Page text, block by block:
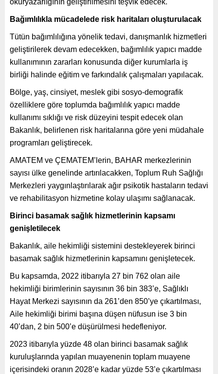
okuryazarlığının geliştirilmesini teşvik edecek.
Bağımlılıkla mücadelede risk haritaları oluşturulacak
Tütün bağımlılığına yönelik tedavi, danışmanlık hizmetleri
geliştirilerek devam edecekken, bağımlılık yapıcı madde
kullanımının zararları konusunda diğer kurumlarla iş
birliği halinde eğitim ve farkındalık çalışmaları yapılacak.
Bölge, yaş, cinsiyet, meslek gibi sosyo-demografik
özelliklere göre toplumda bağımlılık yapıcı madde
kullanımı sıklığı ve risk düzeyini tespit edecek olan
Bakanlık, belirlenen risk haritalarına göre yeni müdahale
programları geliştirecek.
AMATEM ve ÇEMATEM’lerin, BAHAR merkezlerinin
sayısı ülke genelinde artırılacakken, Toplum Ruh Sağlığı
Merkezleri yaygınlaştırılarak ağır psikotik hastaların tedavi
ve rehabilitasyon hizmetine kolay ulaşımı sağlanacak.
Birinci basamak sağlık hizmetlerinin kapsamı
genişletilecek
Bakanlık, aile hekimliği sistemini destekleyerek birinci
basamak sağlık hizmetlerinin kapsamını genişletecek.
Bu kapsamda, 2022 itibarıyla 27 bin 762 olan aile
hekimliği birimlerinin sayısının 36 bin 383’e, Sağlıklı
Hayat Merkezi sayısının da 261’den 850’ye çıkartılması,
Aile hekimliği birimi başına düşen nüfusun ise 3 bin
40’dan, 2 bin 500’e düşürülmesi hedefleniyor.
2023 itibarıyla yüzde 48 olan birinci basamak sağlık
kuruluşlarında yapılan muayenenin toplam muayene
içerisindeki oranın 2028’e kadar yüzde 53’e çıkartılması